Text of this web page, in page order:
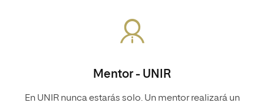
Mentor - UNIR
En UNIR nunca estarás solo. Un mentor realizará un